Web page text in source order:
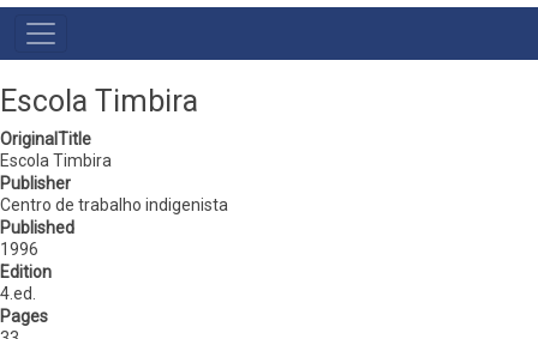
MAIN
NAVIGATION
Escola Timbira
OriginalTitle
Escola Timbira
Publisher
Centro de trabalho indigenista
Published
1996
Edition
4.ed.
Pages